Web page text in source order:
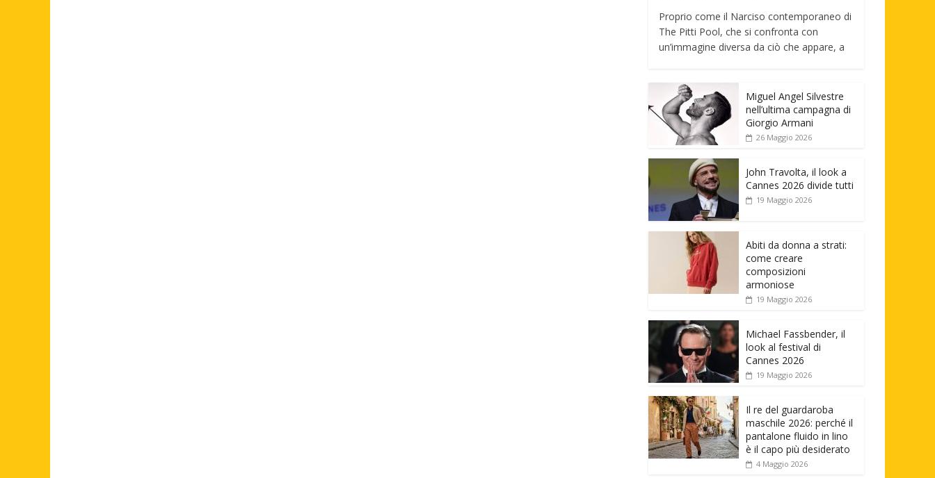
Proprio come il Narciso contemporaneo di
The Pitti Pool, che si confronta con
un’immagine diversa da ciò che appare, a
Miguel Angel Silvestre
nell’ultima campagna di
Giorgio Armani
26 Maggio 2026
John Travolta, il look a
Cannes 2026 divide tutti
19 Maggio 2026
Abiti da donna a strati:
come creare
composizioni
armoniose
19 Maggio 2026
Michael Fassbender, il
look al festival di
Cannes 2026
19 Maggio 2026
Il re del guardaroba
maschile 2026: perché il
pantalone fluido in lino
è il capo più desiderato
4 Maggio 2026